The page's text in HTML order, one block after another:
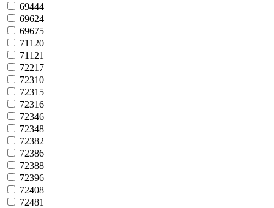
69444
69624
69675
71120
71121
72217
72310
72315
72316
72346
72348
72382
72386
72388
72396
72408
72481